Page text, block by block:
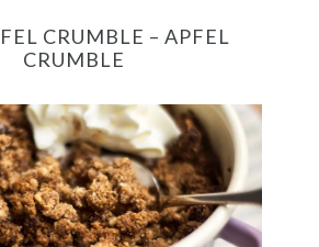
CRUMBLE – APFEL
CRUMBLE